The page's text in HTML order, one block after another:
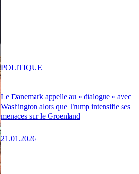
Le Danemark appelle au « dialogue » avec
Washington alors que Trump intensifie ses
menaces sur le Groenland
21.01.2026
POLITIQUE